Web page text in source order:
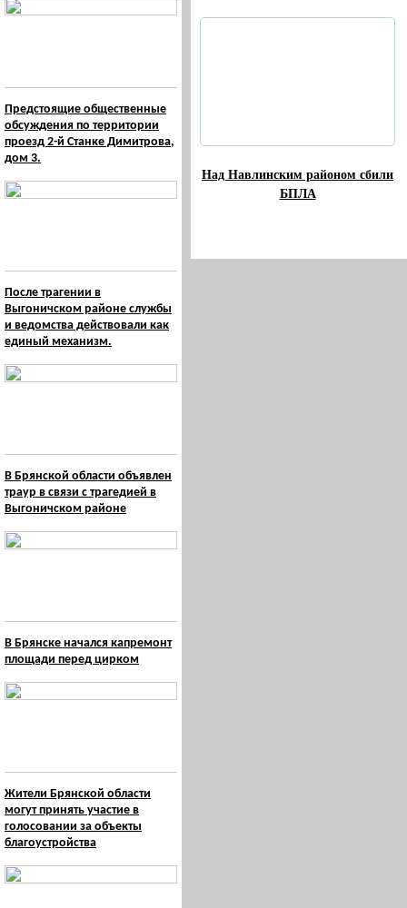
Предстоящие общественные
обсуждения по территории
проезд 2-й Станке Димитрова,
дом 3.
После трагении в
Выгоничском районе службы
и ведомства действовали как
единый механизм.
В Брянской области объявлен
траур в связи с трагедией в
Выгоничском районе
В Брянске начался капремонт
площади перед цирком
Жители Брянской области
могут принять участие в
голосовании за объекты
благоустройства
Над Навлинским районом сбили
БПЛА